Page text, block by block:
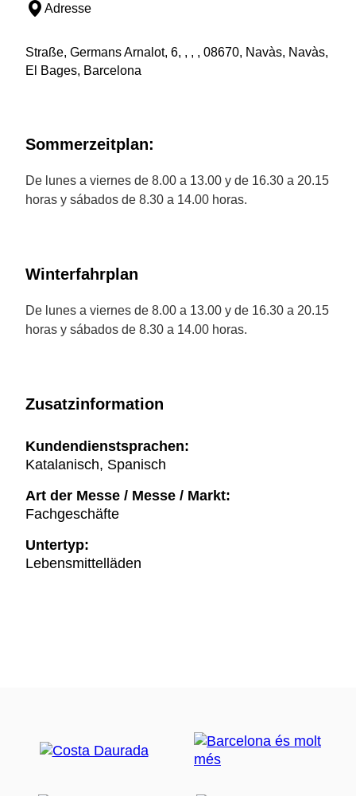
Adresse
Straße, Germans Arnalot, 6, , , , 08670, Navàs, Navàs,
El Bages, Barcelona
Sommerzeitplan:
De lunes a viernes de 8.00 a 13.00 y de 16.30 a 20.15
horas y sábados de 8.30 a 14.00 horas.
Winterfahrplan
De lunes a viernes de 8.00 a 13.00 y de 16.30 a 20.15
horas y sábados de 8.30 a 14.00 horas.
Zusatzinformation
Kundendienstsprachen:
Katalanisch, Spanisch
Art der Messe / Messe / Markt:
Fachgeschäfte
Untertyp:
Lebensmittelläden